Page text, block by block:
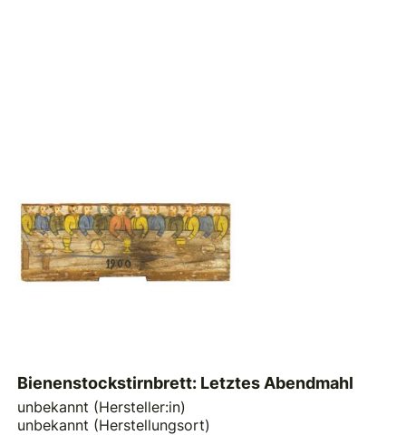
Bienenstockstirnbrett: Letztes Abendmahl
unbekannt (Hersteller:in)
unbekannt (Herstellungsort)